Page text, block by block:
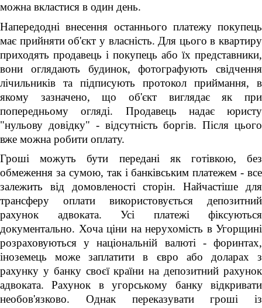
можна вкластися в один день.
Напередодні внесення останнього платежу покупець
має прийняти об'єкт у власність. Для цього в квартиру
приходять продавець і покупець або їх представники,
вони оглядають будинок, фотографують свідчення
лічильників та підписують протокол приймання, в
якому зазначено, що об'єкт виглядає як при
попередньому огляді. Продавець надає юристу
"нульову довідку" - відсутність боргів. Після цього
вже можна робити оплату.
Гроші можуть бути передані як готівкою, без
обмеження за сумою, так і банківським платежем - все
залежить від домовленості сторін. Найчастіше для
трансферу оплати використовується депозитний
рахунок адвоката. Усі платежі фіксуються
документально. Хоча ціни на нерухомість в Угорщині
розраховуються у національній валюті - форинтах,
іноземець може заплатити в євро або доларах з
рахунку у банку своєї країни на депозитний рахунок
адвоката. Рахунок в угорському банку відкривати
необов'язково. Однак переказувати гроші із